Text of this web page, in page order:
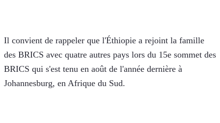
Il convient de rappeler que l'Éthiopie a rejoint la famille
des BRICS avec quatre autres pays lors du 15e sommet des
BRICS qui s'est tenu en août de l'année dernière à
Johannesburg, en Afrique du Sud.